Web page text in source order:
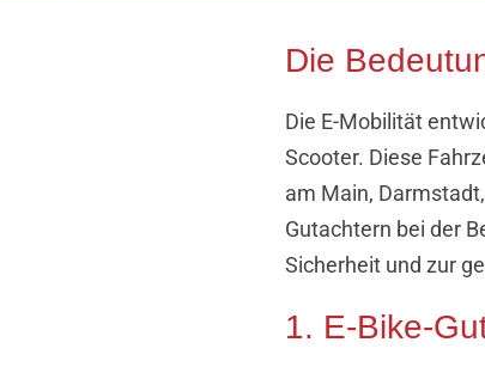
Die
Die E-Mobilität
Scooter. Diese
am Main,
Gutachtern bei der
Sicherheit und zur
1. E-Bike-